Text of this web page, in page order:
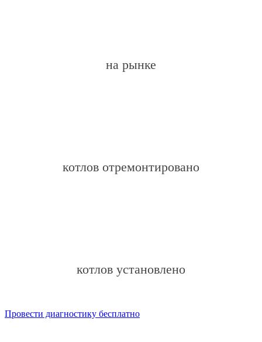
на рынке
котлов отремонтировано
котлов установлено
Провести диагностику бесплатно